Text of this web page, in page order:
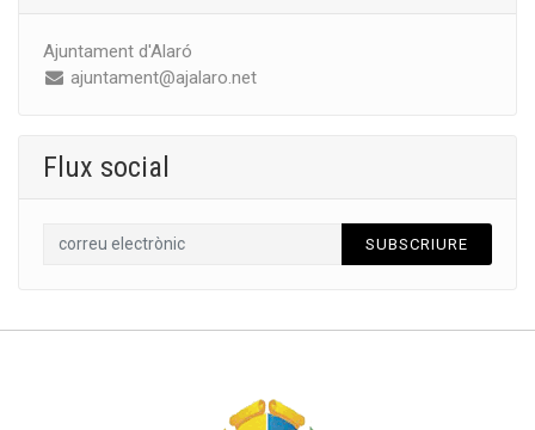
Ajuntament d'Alaró
ajuntament@ajalaro.net
Flux social
SUBSCRIURE